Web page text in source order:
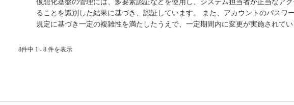
仮想化基盤の管理には、多要素認証などを使用し、システム担当者が正当なア
ることを識別した結果に基づき、認証しています。 また、アカウントのパスワ
規定に基づき一定の複雑性を満たしたうえで、一定期間内に変更が実施されてい
8件中 1 - 8 件を表示